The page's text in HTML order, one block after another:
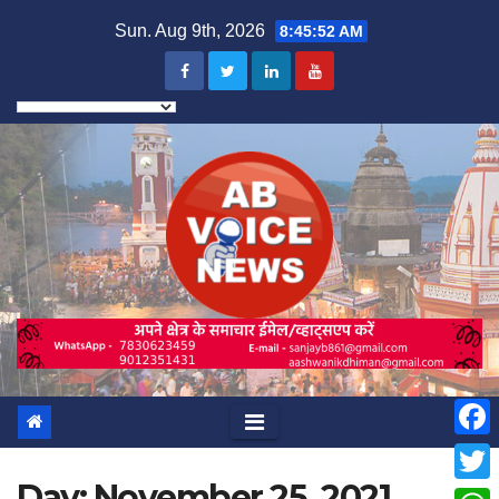
Sun. Aug 9th, 2026 8:45:53 AM
F
a